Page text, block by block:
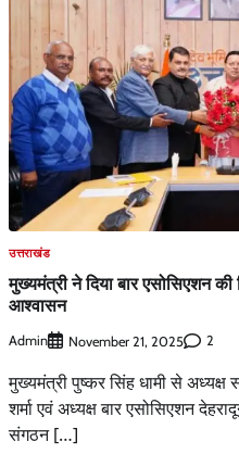
उत्तराखंड
मुख्यमंत्री ने दिया बार एसोसिएशन
आश्वासन
Admin November 21, 2025 2
मुख्यमंत्री पुष्कर सिंह धामी से अध्यक्ष
शर्मा एवं अध्यक्ष बार एसोसिएशन
संगठन […]